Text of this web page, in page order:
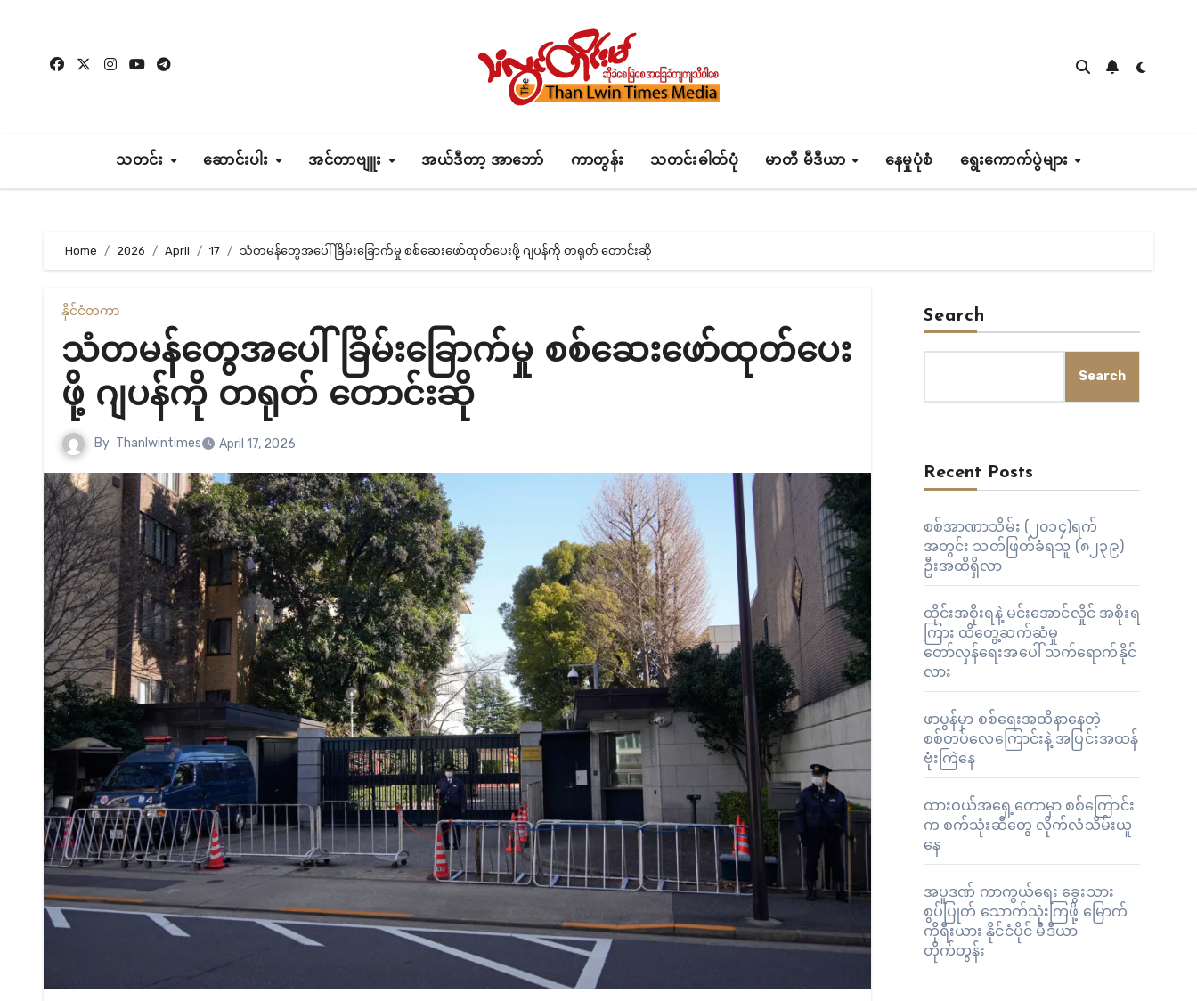
content
သတင်း ဆောင်းပါး အင်တာဗျူး အယ်ဒီတာ့ အာဘော် ကာတွန်း သတင်းဓါတ်ပုံ မာတီ မီဒီယာ နေမှုပုံစံ ရွေးကောက်ပွဲများ
Home 2026 April 17 သံတမန်တွေအပေါ် ခြိမ်းခြောက်မှု စစ်ဆေးဖော်ထုတ်ပေးဖို့ ဂျပန်ကို တရုတ် တောင်းဆို
နိုင်ငံတကာ
သံတမန်တွေအပေါ် ခြိမ်းခြောက်မှု စစ်ဆေးဖော်ထုတ်ပေး
ဖို့ ဂျပန်ကို တရုတ် တောင်းဆို
By Thanlwintimes April 17, 2026
Search
Search
Recent Posts
စစ်အာဏာသိမ်း (၂၀၁၄)ရက်
အတွင်း သတ်ဖြတ်ခံရသူ (၈၂၃၉)
ဦးအထိရှိလာ
ထိုင်းအစိုးရနဲ့ မင်းအောင်လှိုင် အစိုးရ
ကြား ထိတွေ့ဆက်ဆံမှု
တော်လှန်ရေးအပေါ် သက်ရောက်နိုင်
လား
ဖာပွန်မှာ စစ်ရေးအထိနာနေတဲ့
စစ်တပ်လေကြောင်းနဲ့ အပြင်းအထန်
ဗုံးကြဲနေ
ထားဝယ်အရှေ့တောမှာ စစ်ကြောင်း
က စက်သုံးဆီတွေ လိုက်လံသိမ်းယူ
နေ
အပူဒဏ် ကာကွယ်ရေး ခွေးသား
စွပ်ပြုတ် သောက်သုံးကြဖို့ မြောက်
ကိုရီးယား နိုင်ငံပိုင် မီဒီယာ
တိုက်တွန်း